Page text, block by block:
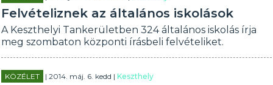
Felvételiznek az általános iskolások
A Keszthelyi Tankerületben 324 általános iskolás írja
meg szombaton központi írásbeli felvételiket.
KÖZÉLET | 2014. máj. 6. kedd |Keszthely